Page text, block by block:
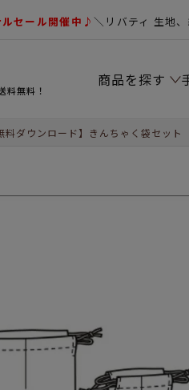
ルセール開催中♪＼リバティ 生地
料無料！
商品を探す
料ダウンロード】きんちゃく袋セット